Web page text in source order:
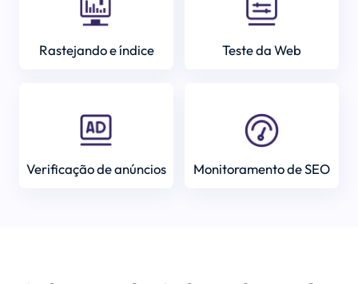
Rastejando e índice Teste da Web
Verificação de anúncios Monitoramento de SEO